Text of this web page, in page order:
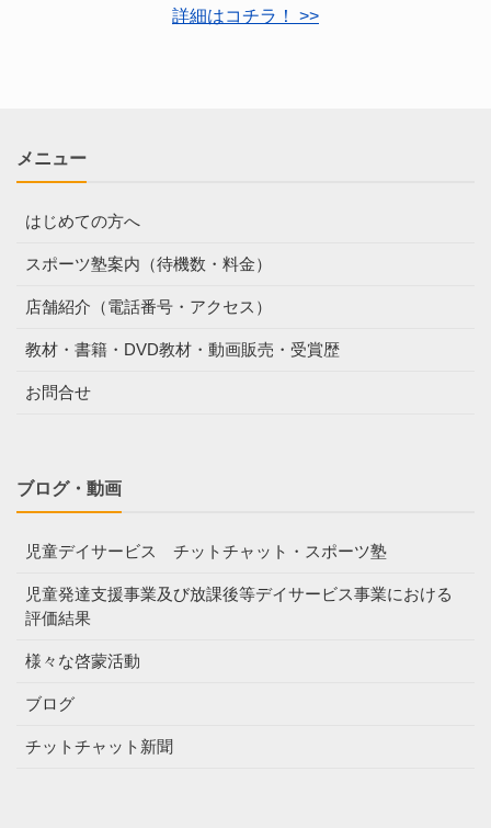
詳細はコチラ！ >>
メニュー
はじめての方へ
スポーツ塾案内（待機数・料金）
店舗紹介（電話番号・アクセス）
教材・書籍・DVD教材・動画販売・受賞歴
お問合せ
ブログ・動画
児童デイサービス チットチャット・スポーツ塾
児童発達支援事業及び放課後等デイサービス事業における
評価結果
様々な啓蒙活動
ブログ
チットチャット新聞